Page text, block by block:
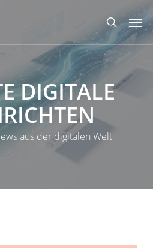
Suche
DIGITALE
aus der digitalen Welt